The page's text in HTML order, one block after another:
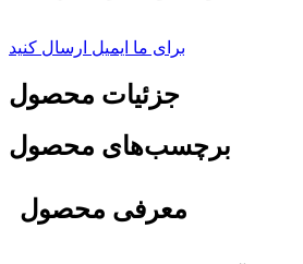
برای ما ایمیل ارسال کنید
جزئیات محصول
برچسب‌های محصول
معرفی محصول